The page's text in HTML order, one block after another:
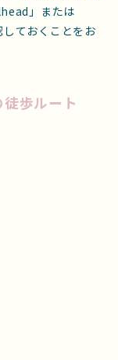
」または
ておくことをお
歩ルート